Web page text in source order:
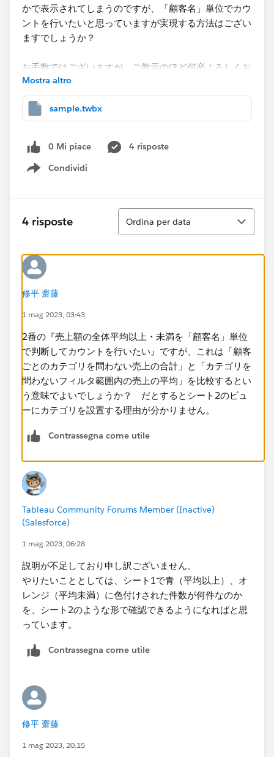
かで表示されてしまうのですが、「顧客名」単位でカウ
ントを行いたいと思っていますが実現する方法はござい
ますでしょうか？​
お手数ではございますが、ご教示のほど何卒よろしくお
願いいたします。
Mostra altro
sample.twbx
0 Mi piace
4 risposte
Condividi
Show menu
4 risposte
Ordina
Ordina per data
修平 齋藤
1 mag 2023, 03:43
2番の『売上額の全体平均以上・未満を「顧客名」単位
で判断してカウントを行いたい』ですが、これは「顧客
ごとのカテゴリを問わない売上の合計​」と「カテゴリを
問わないフィルタ範囲内の売上の平均」を比較するとい
う意味でよいでしょうか？ だとするとシート2のビュ
ーにカテゴリを設置する理由が分かりません。
Contrassegna come utile
Tableau Community Forums Member (Inactive)
(Salesforce)
1 mag 2023, 06:28
説明が不足しており申し訳ございません。
やりたいこととしては、シート1で青（平均以上）、オ
レンジ（平均未満）に色付けされた件数が何件なのか
を、シート2​のような形で確認できるようになればと思
っています。
Contrassegna come utile
修平 齋藤
1 mag 2023, 20:15